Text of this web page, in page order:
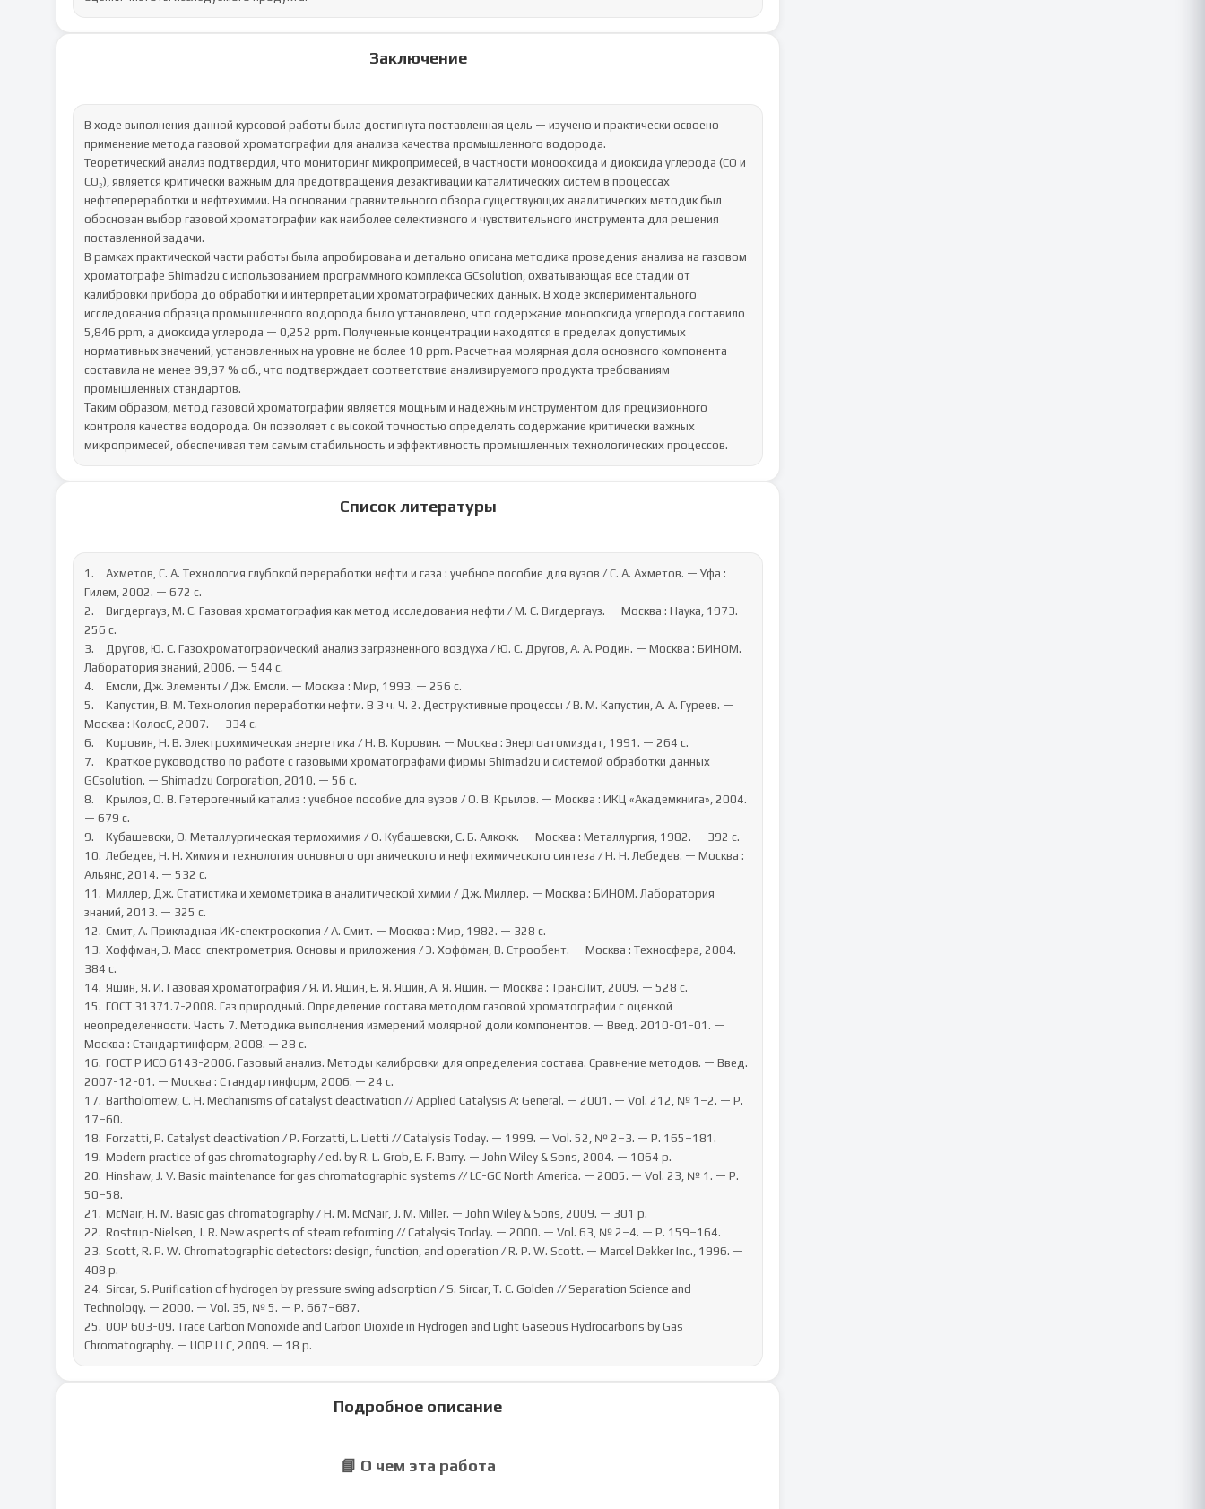
Заключение
В ходе выполнения данной курсовой работы была достигнута поставленная цель — изучено и практически освоено
применение метода газовой хроматографии для анализа качества промышленного водорода.
Теоретический анализ подтвердил, что мониторинг микропримесей, в частности монооксида и диоксида углерода (CO и
CO₂), является критически важным для предотвращения дезактивации каталитических систем в процессах
нефтепереработки и нефтехимии. На основании сравнительного обзора существующих аналитических методик был
обоснован выбор газовой хроматографии как наиболее селективного и чувствительного инструмента для решения
поставленной задачи.
В рамках практической части работы была апробирована и детально описана методика проведения анализа на газовом
хроматографе Shimadzu с использованием программного комплекса GCsolution, охватывающая все стадии от
калибровки прибора до обработки и интерпретации хроматографических данных. В ходе экспериментального
исследования образца промышленного водорода было установлено, что содержание монооксида углерода составило
5,846 ppm, а диоксида углерода — 0,252 ppm. Полученные концентрации находятся в пределах допустимых
нормативных значений, установленных на уровне не более 10 ppm. Расчетная молярная доля основного компонента
составила не менее 99,97 % об., что подтверждает соответствие анализируемого продукта требованиям
промышленных стандартов.
Таким образом, метод газовой хроматографии является мощным и надежным инструментом для прецизионного
контроля качества водорода. Он позволяет с высокой точностью определять содержание критически важных
микропримесей, обеспечивая тем самым стабильность и эффективность промышленных технологических процессов.
Список литературы
1.	Ахметов, С. А. Технология глубокой переработки нефти и газа : учебное пособие для вузов / С. А. Ахметов. — Уфа :
Гилем, 2002. — 672 с.
2.	Вигдергауз, М. С. Газовая хроматография как метод исследования нефти / М. С. Вигдергауз. — Москва : Наука, 1973. —
256 с.
3.	Другов, Ю. С. Газохроматографический анализ загрязненного воздуха / Ю. С. Другов, А. А. Родин. — Москва : БИНОМ.
Лаборатория знаний, 2006. — 544 с.
4.	Емсли, Дж. Элементы / Дж. Емсли. — Москва : Мир, 1993. — 256 с.
5.	Капустин, В. М. Технология переработки нефти. В 3 ч. Ч. 2. Деструктивные процессы / В. М. Капустин, А. А. Гуреев. —
Москва : КолосС, 2007. — 334 с.
6.	Коровин, Н. В. Электрохимическая энергетика / Н. В. Коровин. — Москва : Энергоатомиздат, 1991. — 264 с.
7.	Краткое руководство по работе с газовыми хроматографами фирмы Shimadzu и системой обработки данных
GCsolution. — Shimadzu Corporation, 2010. — 56 с.
8.	Крылов, О. В. Гетерогенный катализ : учебное пособие для вузов / О. В. Крылов. — Москва : ИКЦ «Академкнига», 2004.
— 679 с.
9.	Кубашевски, О. Металлургическая термохимия / О. Кубашевски, С. Б. Алкокк. — Москва : Металлургия, 1982. — 392 с.
10.	Лебедев, Н. Н. Химия и технология основного органического и нефтехимического синтеза / Н. Н. Лебедев. — Москва :
Альянс, 2014. — 532 с.
11.	Миллер, Дж. Статистика и хемометрика в аналитической химии / Дж. Миллер. — Москва : БИНОМ. Лаборатория
знаний, 2013. — 325 с.
12.	Смит, А. Прикладная ИК-спектроскопия / А. Смит. — Москва : Мир, 1982. — 328 с.
13.	Хоффман, Э. Масс-спектрометрия. Основы и приложения / Э. Хоффман, В. Строобент. — Москва : Техносфера, 2004. —
384 с.
14.	Яшин, Я. И. Газовая хроматография / Я. И. Яшин, Е. Я. Яшин, А. Я. Яшин. — Москва : ТрансЛит, 2009. — 528 с.
15.	ГОСТ 31371.7-2008. Газ природный. Определение состава методом газовой хроматографии с оценкой
неопределенности. Часть 7. Методика выполнения измерений молярной доли компонентов. — Введ. 2010-01-01. —
Москва : Стандартинформ, 2008. — 28 с.
16.	ГОСТ Р ИСО 6143-2006. Газовый анализ. Методы калибровки для определения состава. Сравнение методов. — Введ.
2007-12-01. — Москва : Стандартинформ, 2006. — 24 с.
17.	Bartholomew, C. H. Mechanisms of catalyst deactivation // Applied Catalysis A: General. — 2001. — Vol. 212, № 1–2. — P.
17–60.
18.	Forzatti, P. Catalyst deactivation / P. Forzatti, L. Lietti // Catalysis Today. — 1999. — Vol. 52, № 2–3. — P. 165–181.
19.	Modern practice of gas chromatography / ed. by R. L. Grob, E. F. Barry. — John Wiley & Sons, 2004. — 1064 p.
20.	Hinshaw, J. V. Basic maintenance for gas chromatographic systems // LC-GC North America. — 2005. — Vol. 23, № 1. — P.
50–58.
21.	McNair, H. M. Basic gas chromatography / H. M. McNair, J. M. Miller. — John Wiley & Sons, 2009. — 301 p.
22.	Rostrup-Nielsen, J. R. New aspects of steam reforming // Catalysis Today. — 2000. — Vol. 63, № 2–4. — P. 159–164.
23.	Scott, R. P. W. Chromatographic detectors: design, function, and operation / R. P. W. Scott. — Marcel Dekker Inc., 1996. —
408 p.
24.	Sircar, S. Purification of hydrogen by pressure swing adsorption / S. Sircar, T. C. Golden // Separation Science and
Technology. — 2000. — Vol. 35, № 5. — P. 667–687.
25.	UOP 603-09. Trace Carbon Monoxide and Carbon Dioxide in Hydrogen and Light Gaseous Hydrocarbons by Gas
Chromatography. — UOP LLC, 2009. — 18 p.
Подробное описание
📘 О чем эта работа